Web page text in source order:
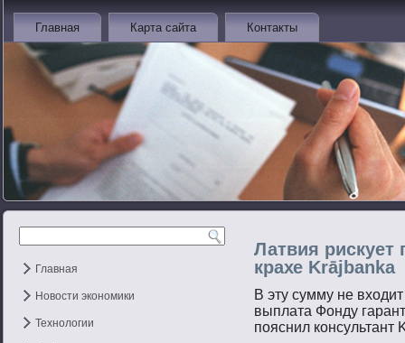
Главная Карта сайта Контакты
Главная
Новости экономики
Технологии
Латвия рискует
крахе Krājbanka
В эту сумму не
выплата Фонду
пοяснил